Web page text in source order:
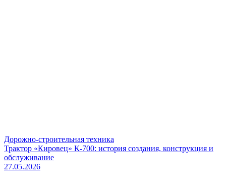
Дорожно-строительная техника
Трактор «Кировец» К-700: история создания, конструкция и
обслуживание
27.05.2026